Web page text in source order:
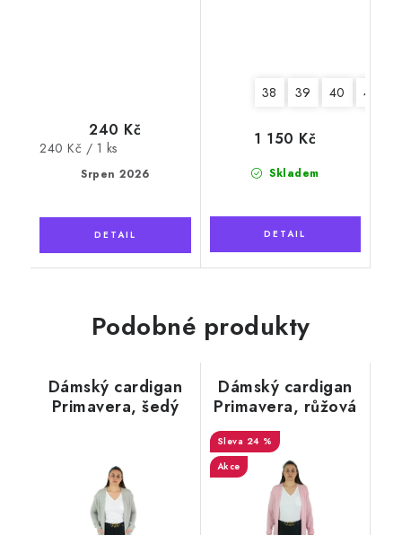
Srpen 2026
240 Kč
Měrná
240 Kč / 1 ks
38 39 40 41
Skladem
1 150 Kč
Podobné produkty
Dámský cardigan
Primavera, šedý
Dámský cardigan
Primavera, růžová
24 %
Akce